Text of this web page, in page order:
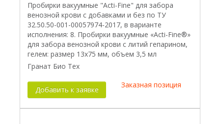
Пробирки вакуумные "Acti-Fine" для забора
венозной крови с добавками и без по ТУ
32.50.50-001-00057974-2017, в варианте
исполнения: 8. Пробирки вакуумные «Acti-Fine®»
для забора венозной крови с литий гепарином,
гелем: размер 13х75 мм, объем 3,5 мл
Гранат Био Тех
Добавить к заявке
Заказная позиция